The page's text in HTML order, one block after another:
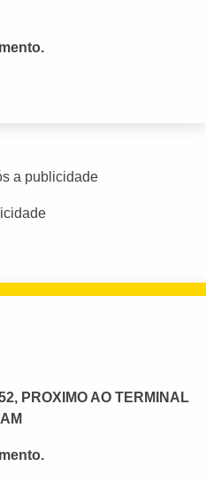
a publicidade
PROXIMO AO TERMINAL